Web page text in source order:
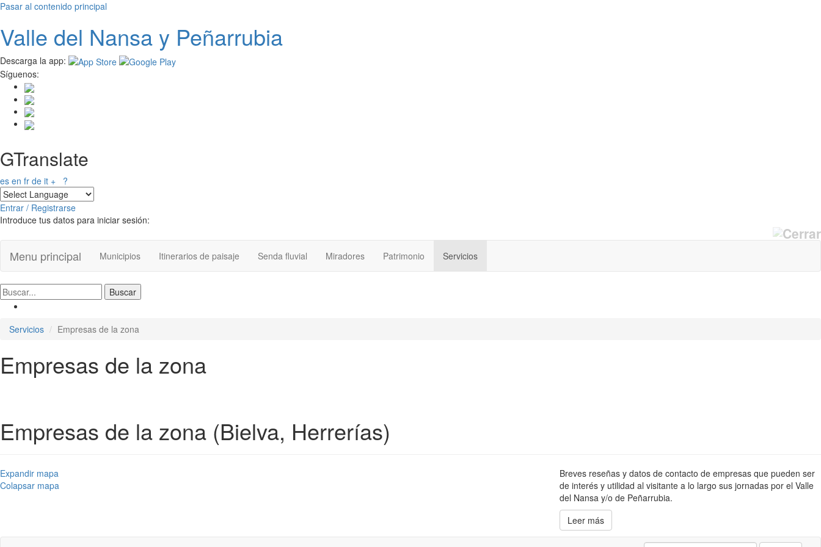
Pasar al contenido principal
Valle del Nansay Peñarrubia
Descarga la app:
Síguenos:
GTranslate
es en fr de it + ?
Entrar / Registrarse
Introduce tus datos para iniciar sesión:
Menu principal Municipios Itinerarios de paisaje Senda fluvial Miradores Patrimonio Servicios
Servicios Empresas de la zona
Empresas de la zona
Empresas de la zona (Bielva, Herrerías)
Expandir mapa
Colapsar mapa
Breves reseñas y datos de contacto de empresas que pueden ser
de interés y utilidad al visitante a lo largo sus jornadas por el Valle
del Nansa y/o de Peñarrubia.
Leer más